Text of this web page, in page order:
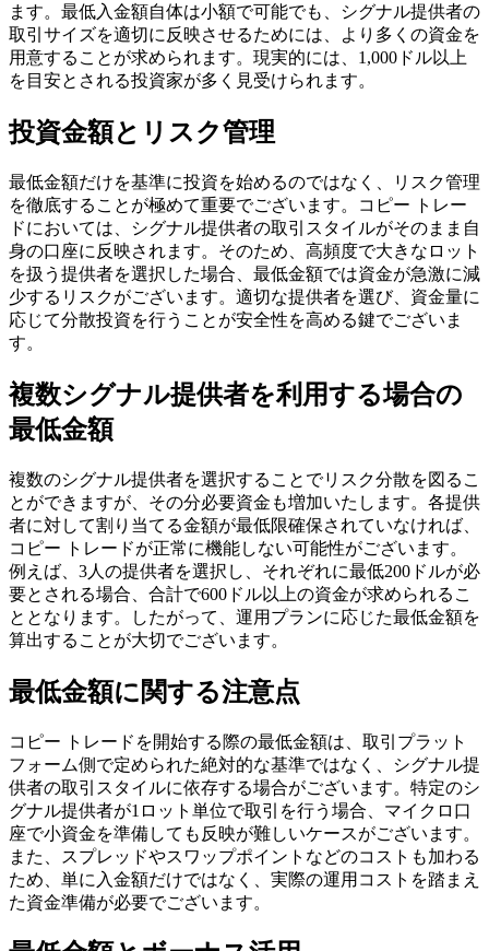
ます。最低入金額自体は小額で可能でも、シグナル提供者の
取引サイズを適切に反映させるためには、より多くの資金を
用意することが求められます。現実的には、1,000ドル以上
を目安とされる投資家が多く見受けられます。
投資金額とリスク管理
最低金額だけを基準に投資を始めるのではなく、リスク管理
を徹底することが極めて重要でございます。コピー トレー
ドにおいては、シグナル提供者の取引スタイルがそのまま自
身の口座に反映されます。そのため、高頻度で大きなロット
を扱う提供者を選択した場合、最低金額では資金が急激に減
少するリスクがございます。適切な提供者を選び、資金量に
応じて分散投資を行うことが安全性を高める鍵でございま
す。
複数シグナル提供者を利用する場合の
最低金額
複数のシグナル提供者を選択することでリスク分散を図るこ
とができますが、その分必要資金も増加いたします。各提供
者に対して割り当てる金額が最低限確保されていなければ、
コピー トレードが正常に機能しない可能性がございます。
例えば、3人の提供者を選択し、それぞれに最低200ドルが必
要とされる場合、合計で600ドル以上の資金が求められるこ
ととなります。したがって、運用プランに応じた最低金額を
算出することが大切でございます。
最低金額に関する注意点
コピー トレードを開始する際の最低金額は、取引プラット
フォーム側で定められた絶対的な基準ではなく、シグナル提
供者の取引スタイルに依存する場合がございます。特定のシ
グナル提供者が1ロット単位で取引を行う場合、マイクロ口
座で小資金を準備しても反映が難しいケースがございます。
また、スプレッドやスワップポイントなどのコストも加わる
ため、単に入金額だけではなく、実際の運用コストを踏まえ
た資金準備が必要でございます。